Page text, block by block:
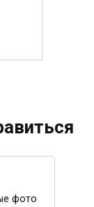
фото